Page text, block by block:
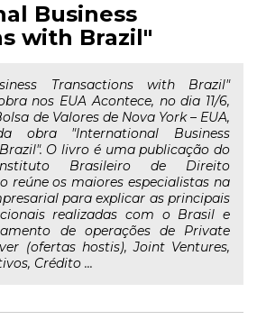
Business
with Brazil"
Transactions with Brazil"
nos EUA Acontece, no dia 11/6,
de Valores de Nova York – EUA,
obra "International Business
O livro é uma publicação do
Brasileiro de Direito
reúne os maiores especialistas na
para explicar as principais
realizadas com o Brasil e
de operações de Private
(ofertas hostis), Joint Ventures,
Crédito ...